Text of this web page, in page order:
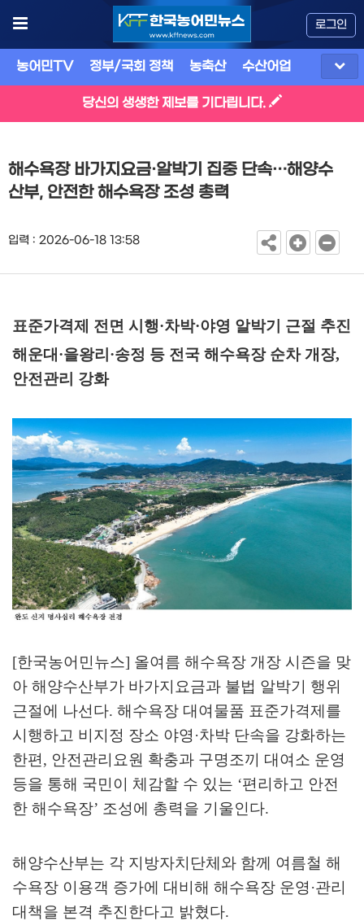
로그인
농어민TV 정부/국회 정책 농축산 수산어업
당신의 생생한 제보를 기다립니다.
해수욕장 바가지요금·알박기 집중 단속…해양수
산부, 안전한 해수욕장 조성 총력
입력 : 2026-06-18 13:58
표준가격제 전면 시행·차박·야영 알박기 근절 추진
해운대 ·을왕리 ·송정 등 전국 해수욕장 순차 개장,
안전관리 강화
[한국농어민뉴스] 올여름 해수욕장 개장 시즌을 맞
아 해양수산부가 바가지요금과 불법 알박기 행위
근절에 나선다. 해수욕장 대여물품 표준가격제를
시행하고 비지정 장소 야영 ·차박 단속을 강화하는
한편, 안전관리요원 확충과 구명조끼 대여소 운영
등을 통해 국민이 체감할 수 있는 ‘편리하고 안전
한 해수욕장’ 조성에 총력을 기울인다.
해양수산부는 각 지방자치단체와 함께 여름철 해
수욕장 이용객 증가에 대비해 해수욕장 운영 ·관리
대책을 본격 추진한다고 밝혔다.